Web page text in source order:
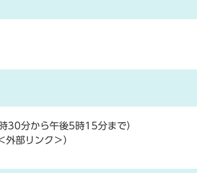
30分から午後5時15分まで）
外部リンク＞）